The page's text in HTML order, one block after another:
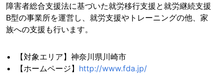
障害者総合支援法に基づいた就労移行支援と就労継続支援
B型の事業所を運営し、就労支援やトレーニングの他、家
族への支援も行います。
【対象エリア】神奈川県川崎市
【ホームページ】 http://www.fda.jp/